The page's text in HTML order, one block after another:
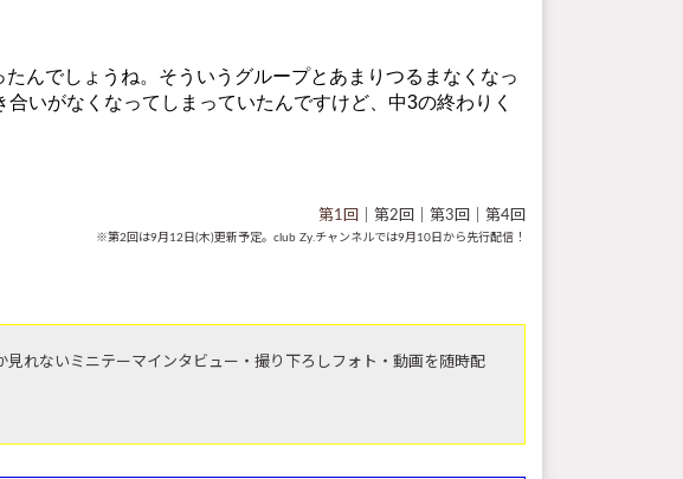
でしょうね。そういうグループとあまりつるまなくなっ
いがなくなってしまっていたんですけど、中3の終わりく
第1回 ｜第2回｜第3回｜第4回
※第2回は9月12日(木)更新予定。club Zy.チャンネルでは9月10日から先行配信！
れないミニテーマインタビュー・撮り下ろしフォト・動画を随時配